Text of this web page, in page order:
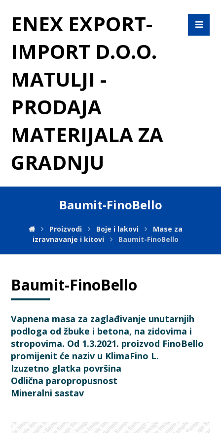
ENEX EXPORT-
IMPORT D.O.O.
MATULJI -
PRODAJA
MATERIJALA ZA
GRADNJU
Baumit-FinoBello
Proizvodi Boje i lakovi
Mase za
izravnavanje i kitovi
Baumit-FinoBello
Baumit-FinoBello
Vapnena masa za zaglađivanje unutarnjih
podloga od žbuke i betona, na zidovima i
stropovima. Od 1.3.2021. proizvod FinoBello
promijenit će naziv u KlimaFino L.
Izuzetno glatka površina
Odlična paropropusnost
Mineralni sastav